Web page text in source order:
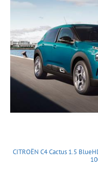
CITROËN C4 Cactus 1.5